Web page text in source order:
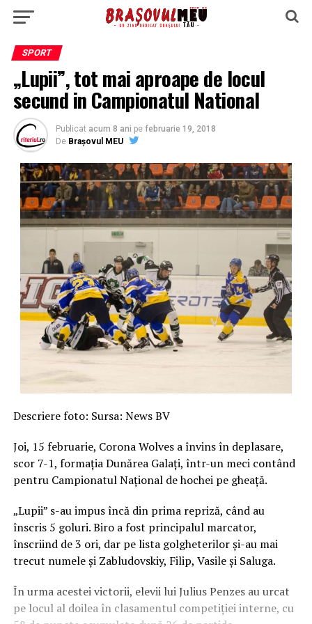
SPORT
„Lupii”, tot mai aproape de locul
secund in Campionatul National
Publicat acum 8 ani pe februarie 19, 2018
De Brașovul MEU
Descriere foto: Sursa: News BV
Joi, 15 februarie, Corona Wolves a învins în deplasare,
scor 7-1, formația Dunărea Galaţi, într-un meci contând
pentru Campionatul Naţional de hochei pe gheaţă.
„Lupii” s-au impus încă din prima repriză, când au
înscris 5 goluri. Biro a fost principalul marcator,
înscriind de 3 ori, dar pe lista golgheterilor și-au mai
trecut numele și Zabludovskiy, Filip, Vasile şi Saluga.
În urma acestei victorii, elevii lui Julius Penzes au urcat
pe locul al doilea în clasamentul competiției interne, cu